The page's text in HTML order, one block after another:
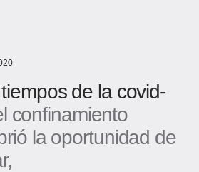
de la covid-
confinamiento
la oportunidad de